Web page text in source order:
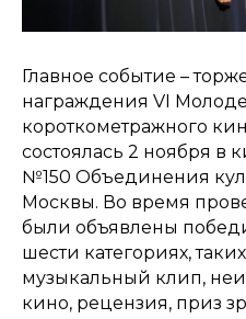
Главное событие –
награждения VI
короткометражного
состоялась 2 ноября в
№150 Объединения
Москвы. Во время
были объявлены
шести категориях,
музыкальный клип,
кино, рецензия, приз